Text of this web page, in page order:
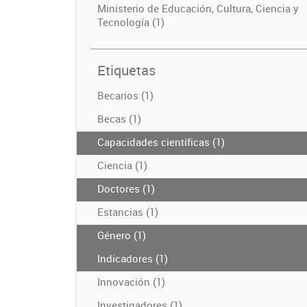
Ministerio de Educación, Cultura, Ciencia y
Tecnología (1)
Etiquetas
Becarios (1)
Becas (1)
Capacidades científicas (1)
Ciencia (1)
Doctores (1)
Estancias (1)
Género (1)
Indicadores (1)
Innovación (1)